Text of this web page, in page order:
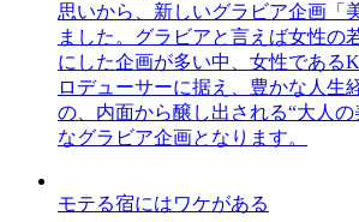
思いから、新しいグラビア企画「
ました。グラビアと言えば女性の
にした企画が多い中、女性である
ロデューサーに据え、豊かな人生
の、内面から醸し出される“大人の
なグラビア企画となります。
モテる宿にはワケがある